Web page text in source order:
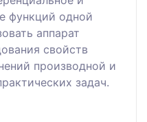
функций одной
аппарат
свойств
производной и
задач.